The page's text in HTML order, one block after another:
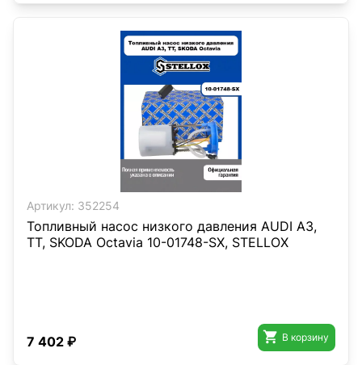
Артикул: 352254
Топливный насос низкого давления AUDI A3,
TT, SKODA Octavia 10-01748-SX, STELLOX
7 402 ₽  В корзину